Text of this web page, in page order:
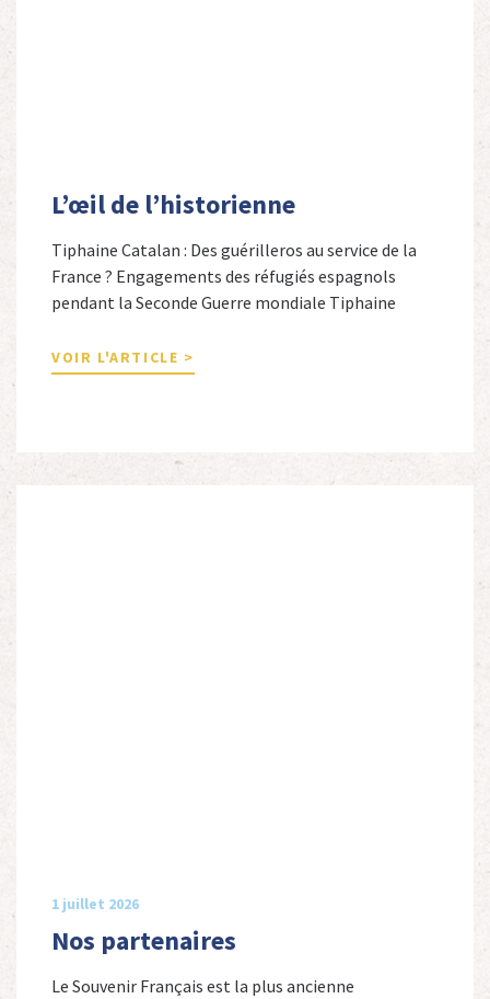
L’œil de l’historienne
Tiphaine Catalan : Des guérilleros au service de la
France ? Engagements des réfugiés espagnols
pendant la Seconde Guerre mondiale Tiphaine
secondaire et docteure en études hispaniques. Elle
est spécialiste de l’histoire contemporaine des
VOIR L'ARTICLE >
1 juillet 2026
Nos partenaires
Le Souvenir Français est la plus ancienne